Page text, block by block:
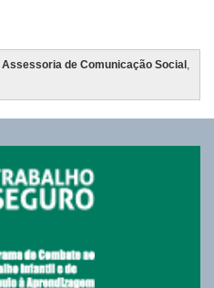
Assessoria de Comunicação Social ,